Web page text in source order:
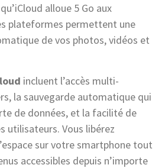
alloue 5 Go aux
plateformes permettent une
de vos photos, vidéos et
incluent l’accès multi-
la sauvegarde automatique qui
de données, et la facilité de
utilisateurs. Vous libérez
sur votre smartphone tout
accessibles depuis n’importe